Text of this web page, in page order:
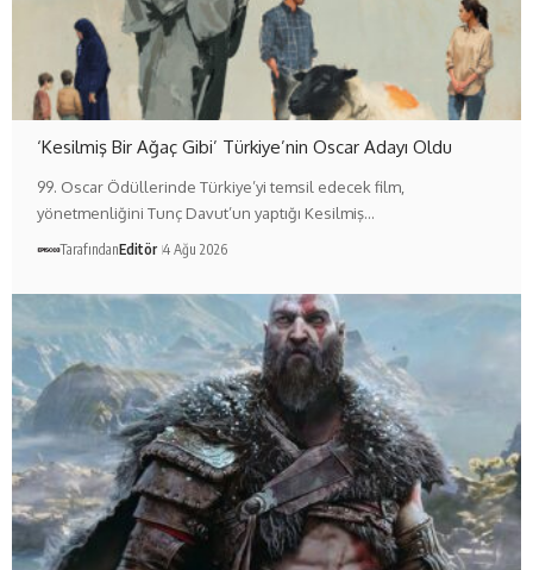
‘Kesilmiş Bir Ağaç Gibi’ Türkiye’nin Oscar Adayı Oldu
99. Oscar Ödüllerinde Türkiye’yi temsil edecek film,
yönetmenliğini Tunç Davut’un yaptığı Kesilmiş…
TarafındanEditör 4 Ağu 2026